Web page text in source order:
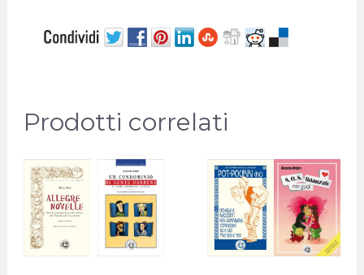
Prodotti correlati